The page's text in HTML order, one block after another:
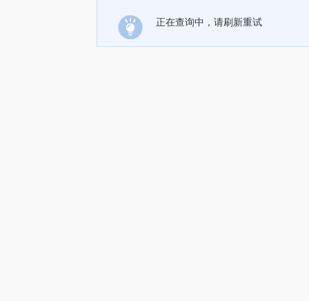
正在查询中，请刷新重试